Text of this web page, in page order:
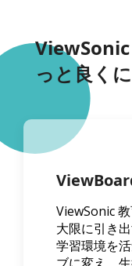
っと良くに
ViewSonic
大限に引き
学習環境を